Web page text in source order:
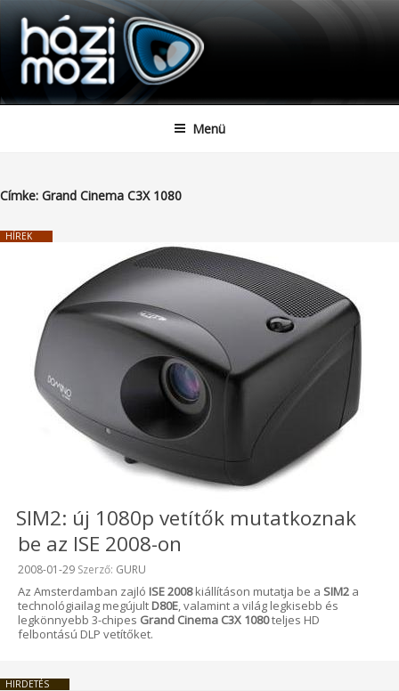
Tartalomhoz
HAZIMOZI
Menü
Címke: Grand Cinema C3X 1080
HÍREK
SIM2: új 1080p vetítők mutatkoznak
be az ISE 2008-on
Beküldve:
2008-01-29 Szerző: GURU
Az Amsterdamban zajló ISE 2008kiállításon mutatja be a SIM2 a
technológiailag megújult D80E , valamint a világ legkisebb és
legkönnyebb 3-chipes Grand Cinema C3X 1080teljes HD
felbontású DLP vetítőket.
HIRDETÉS